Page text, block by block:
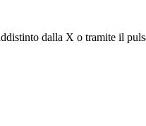
dalla X o tramite il